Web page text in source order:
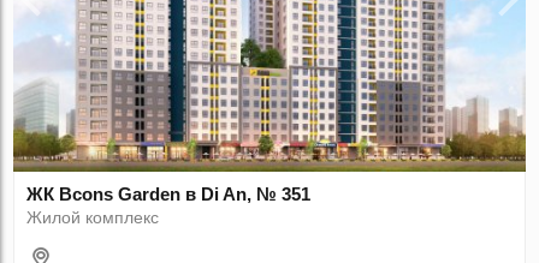
ЖК Bcons Garden в Di An, № 351
Жилой комплекс